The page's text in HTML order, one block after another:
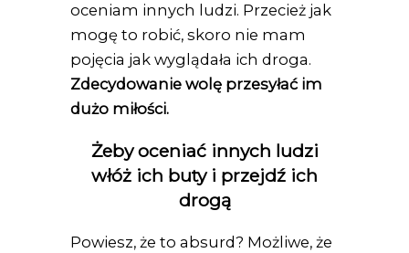
oceniam innych ludzi. Przecież jak
mogę to robić, skoro nie mam
pojęcia jak wyglądała ich droga.
Zdecydowanie wolę przesyłać im
dużo miłości.
Żeby oceniać innych ludzi
włóż ich buty i przejdź ich
drogą
Powiesz, że to absurd? Możliwe, że